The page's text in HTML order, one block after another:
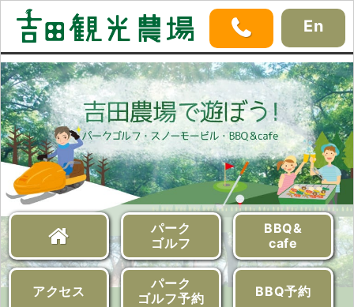
En
パーク
ゴルフ
BBQ&
cafe
アクセス
パーク
ゴルフ予約
BBQ予約